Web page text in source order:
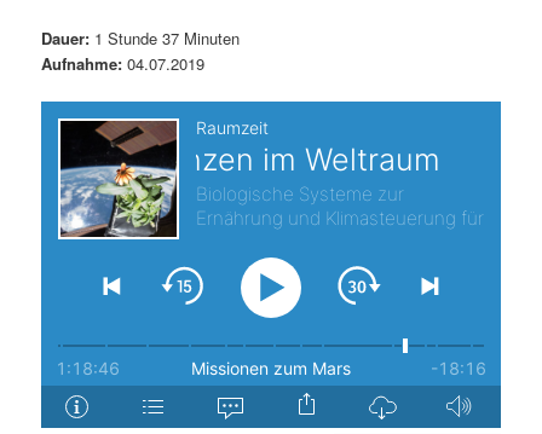
t
s
r
g
e
a
l
s
i
n
Dauer: 1 Stunde 37 Minuten
Aufnahme: 04.07.2019